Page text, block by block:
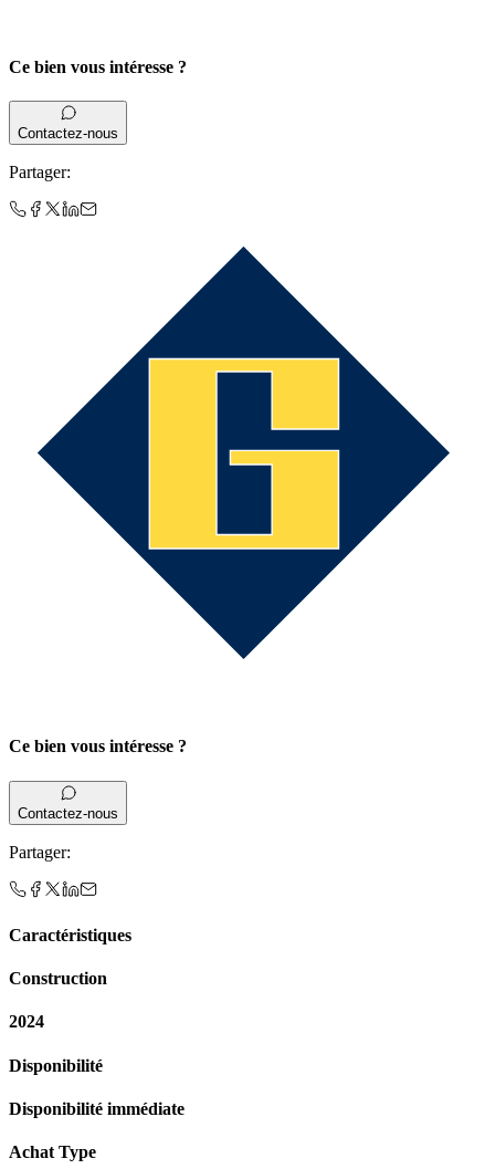
Ce bien vous intéresse ?
Contactez-nous
Partager:
Ce bien vous intéresse ?
Contactez-nous
Partager:
Caractéristiques
Construction
2024
Disponibilité
Disponibilité immédiate
Achat Type